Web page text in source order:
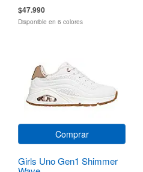
$47.990
Disponible en 6 colores
Comprar
Girls Uno Gen1 Shimmer